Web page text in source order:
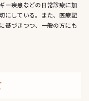
ー疾患などの日常診療に加
にしている。また、医療記
基づきつつ、一般の方にも